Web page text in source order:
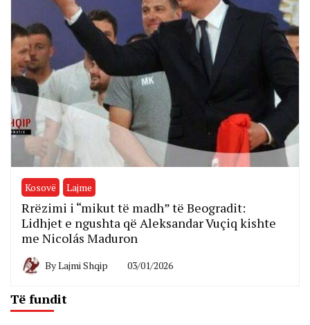
Kosovë Lajme
Rrëzimi i “mikut të madh” të Beogradit:
Lidhjet e ngushta që Aleksandar Vuçiq kishte
me Nicolás Maduron
ByLajmi Shqip 03/01/2026
Të fundit